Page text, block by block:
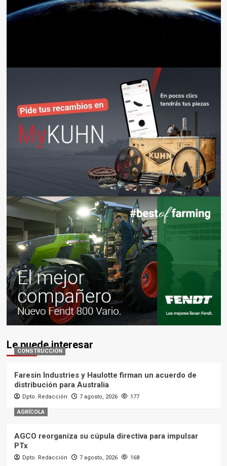
Le puede interesar
CONSTRUCCIÓN
Faresin Industries y Haulotte firman un acuerdo de
distribución para Australia
Dpto. Redacción 7 agosto, 2026 177
AGRÍCOLA
AGCO reorganiza su cúpula directiva para impulsar
PTx
Dpto. Redacción 7 agosto, 2026 168